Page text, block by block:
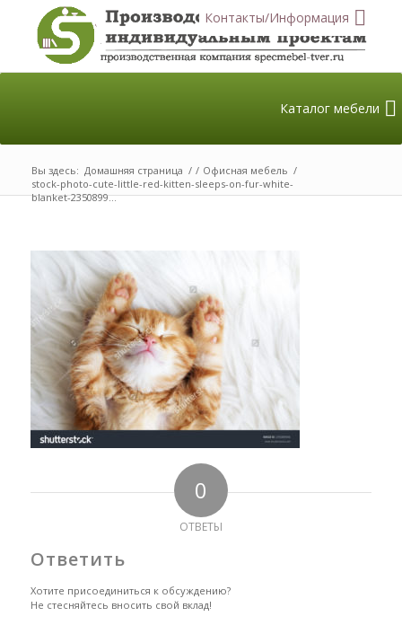
Контакты/Информация
Каталог мебели
Вы здесь: Домашняя страница / / Офисная мебель /
stock-photo-cute-little-red-kitten-sleeps-on-fur-white-
blanket-2350899...
0
ОТВЕТЫ
Ответить
Хотите присоединиться к обсуждению?
Не стесняйтесь вносить свой вклад!